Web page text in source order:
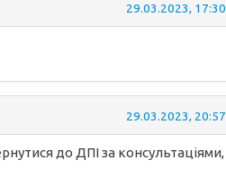
29.03.2023, 17:30
29.03.2023, 20:57
до ДПІ за консультаціями,